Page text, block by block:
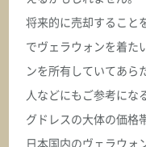
将来的に売却すること
でヴェラウォンを着た
ンを所有していてあら
人などにもご参考にな
グドレスの大体の価格
日本国内のヴェラウォ